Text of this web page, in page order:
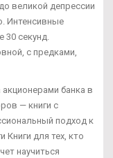
великой депрессии
Интенсивные
30 секунд.
с предками,
банка в
— книги с
подход к
Книги для тех, кто
научиться